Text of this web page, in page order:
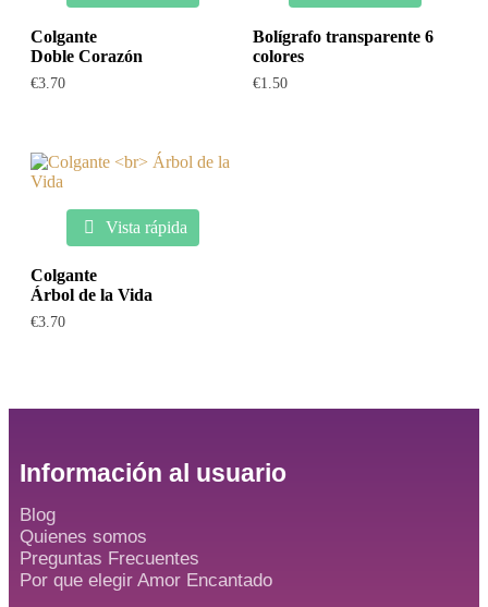
Colgante
Doble Corazón
€3.70
Bolígrafo transparente 6
colores
€1.50
Vista rápida
Colgante
Árbol de la Vida
€3.70
Información al usuario
Blog
Quienes somos
Preguntas Frecuentes
Por que elegir Amor Encantado